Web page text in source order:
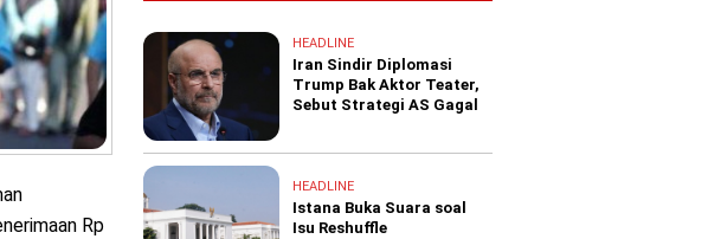
Rp
HEADLINE
Iran Sindir Diplomasi
Trump Bak Aktor Teater,
Sebut Strategi AS Gagal
HEADLINE
Istana Buka Suara soal
Isu Reshuffle